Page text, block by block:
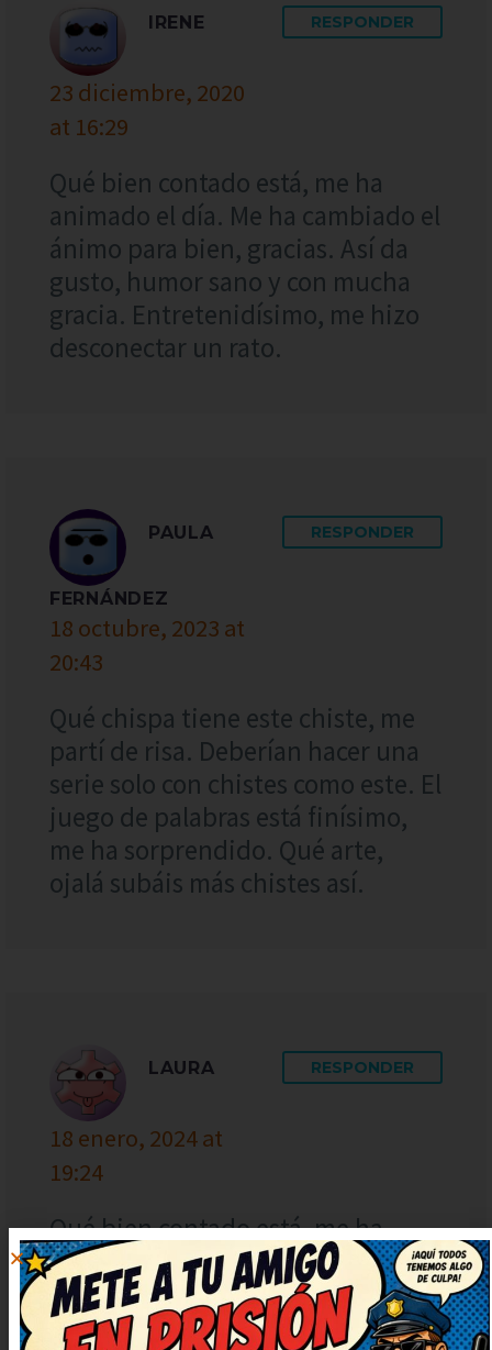
IRENE
23 diciembre, 2020
at 16:29
RESPONDER
Qué bien contado está, me ha
animado el día. Me ha cambiado el
ánimo para bien, gracias. Así da
gusto, humor sano y con mucha
gracia. Entretenidísimo, me hizo
desconectar un rato.
PAULA
FERNÁNDEZ
18 octubre, 2023 at
20:43
RESPONDER
Qué chispa tiene este chiste, me
partí de risa. Deberían hacer una
serie solo con chistes como este. El
juego de palabras está finísimo,
me ha sorprendido. Qué arte,
ojalá subáis más chistes así.
LAURA
18 enero, 2024 at
19:24
RESPONDER
Qué bien contado está, me ha
animado el día. Deberían hacer
una serie solo con chistes como
este. Me quedo con la ocurrencia